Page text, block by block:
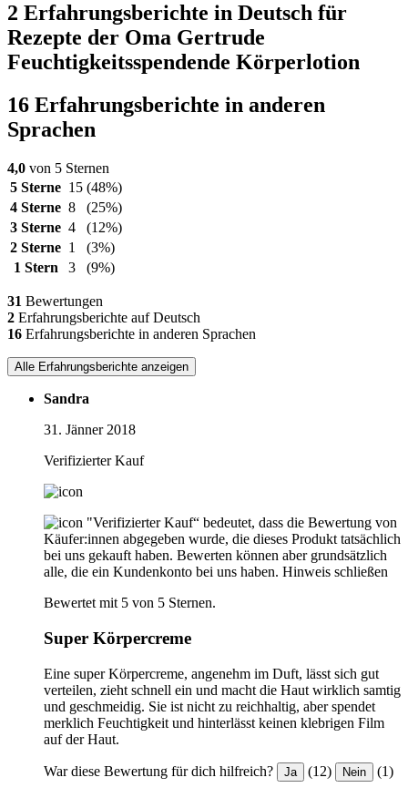
2 Erfahrungsberichte in Deutsch für
Rezepte der Oma Gertrude
Feuchtigkeitsspendende Körperlotion
16 Erfahrungsberichte in anderen
Sprachen
4,0 von 5 Sternen
5 Sterne 15 (48%)
4 Sterne 8
(25%)
3 Sterne 4
(12%)
2 Sterne 1
(3%)
1 Stern
3 (9%)
31 Bewertungen
2 Erfahrungsberichte auf Deutsch
16 Erfahrungsberichte in anderen Sprachen
Alle Erfahrungsberichte anzeigen
Sandra
31. Jänner 2018
Verifizierter Kauf
"Verifizierter Kauf“ bedeutet, dass die Bewertung von
Käufer:innen abgegeben wurde, die dieses Produkt tatsächlich
bei uns gekauft haben. Bewerten können aber grundsätzlich
alle, die ein Kundenkonto bei uns haben. Hinweis schließen
Bewertet mit 5 von 5 Sternen.
Super Körpercreme
Eine super Körpercreme, angenehm im Duft, lässt sich gut
verteilen, zieht schnell ein und macht die Haut wirklich samtig
und geschmeidig. Sie ist nicht zu reichhaltig, aber spendet
merklich Feuchtigkeit und hinterlässt keinen klebrigen Film
auf der Haut.
War diese Bewertung für dich hilfreich? Ja (12) Nein (1)